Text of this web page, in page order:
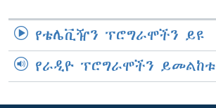
የቴሌቪዥን ፕሮግራሞችን ይዩ
የራዲዮ ፕሮግራሞችን ይመልከቱ